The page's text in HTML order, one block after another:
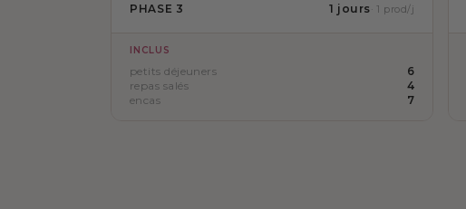
PHASE 3 1 jours · 1 prod/j
INCLUS
petits déjeuners
6
repas salés
4
encas
7